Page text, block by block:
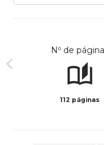
Nº de
112 páginas